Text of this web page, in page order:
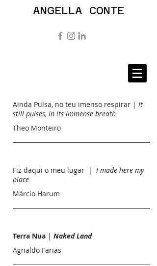
ANGELLA CONTE
Ainda Pulsa, no teu imenso respirar | It
still pulses, in its immense breath
Theo Monteiro
Fiz daqui o meu lugar | I made here my
place
Márcio Harum
Terra Nua | Naked Land
Agnaldo Farias